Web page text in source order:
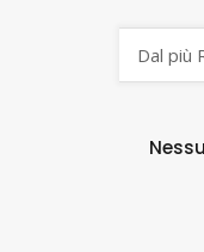
Dal più